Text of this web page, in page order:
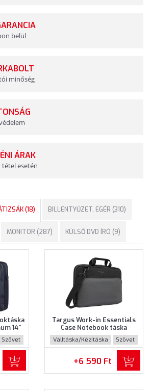
belül
minőség
ÁRAK
tétel esetén
(18) BILLENTYŰZET, EGÉR (310)
MONITOR (287) KÜLSŐ DVD ÍRÓ (9)
14"
Szövet
Targus Work-in Essentials
Case Notebook táska
(TED007GL) - Maximum 14.0"
méretű notebokhoz -
Fekete-szürke színben
Válltáska/Kézitáska Szövet
+6 590 Ft